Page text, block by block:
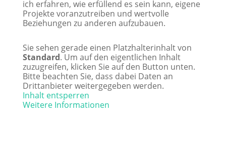
ich erfahren, wie erfüllend es sein kann, eigene
Projekte voranzutreiben und wertvolle
Beziehungen zu anderen aufzubauen.
Sie sehen gerade einen Platzhalterinhalt von
Standard. Um auf den eigentlichen Inhalt
zuzugreifen, klicken Sie auf den Button unten.
Bitte beachten Sie, dass dabei Daten an
Drittanbieter weitergegeben werden.
Inhalt entsperren
Weitere Informationen